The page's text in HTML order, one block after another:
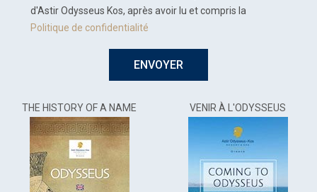
d'Astir Odysseus Kos, après avoir lu et compris la
Politique de confidentialité
ENVOYER
THE HISTORY OF A NAME VENIR À L'ODYSSEUS